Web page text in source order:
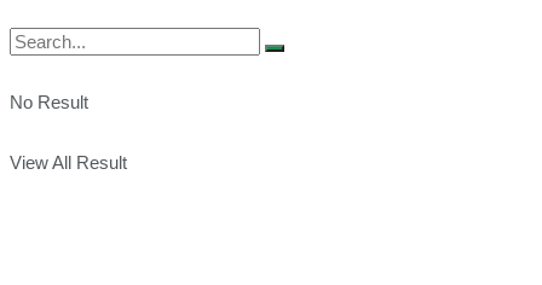
No Result
View All Result